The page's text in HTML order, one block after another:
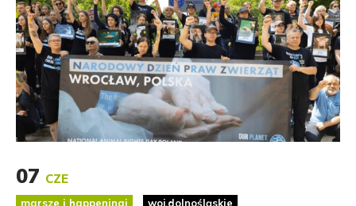
07 CZE
marsze i happeningi woj.dolnośląskie